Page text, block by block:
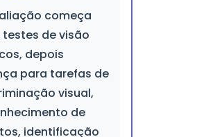
começa
de visão
depois
para tarefas de
visual,
de
identificação